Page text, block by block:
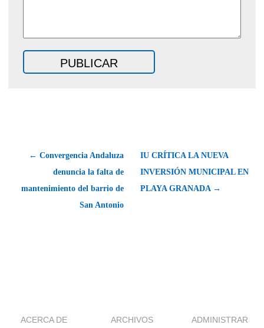
← Convergencia Andaluza
denuncia la falta de
mantenimiento del barrio de
San Antonio
IU CRÍTICA LA NUEVA
INVERSIÓN MUNICIPAL EN
PLAYA GRANADA →
ACERCA DE ARCHIVOS ADMINISTRAR